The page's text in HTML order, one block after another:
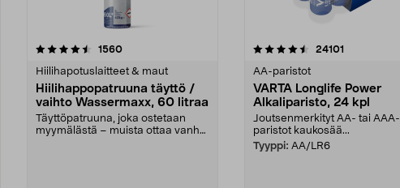
1560arvostelut
Hiilihapotuslaitteet & maut
Hiilihappopatruuna täyttö /
vaihto Wassermaxx, 60 litraa
Täyttöpatruuna, joka ostetaan
myymälästä – muista ottaa vanha
4.5viidestä
24101
AA-paristot
VARTA Longlife Power
Alkaliparisto, 24 kpl
Joutsenmerkityt AA- tai AAA-
paristot kaukosää...
Tyyppi: AA/LR6
4.5viidestä